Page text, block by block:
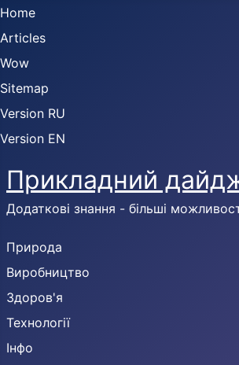
Home
Articles
Wow
Sitemap
Version RU
Version EN
Прикладний
Додаткові знання - більші
Природа
Виробництво
Здоров'я
Технології
Інфо